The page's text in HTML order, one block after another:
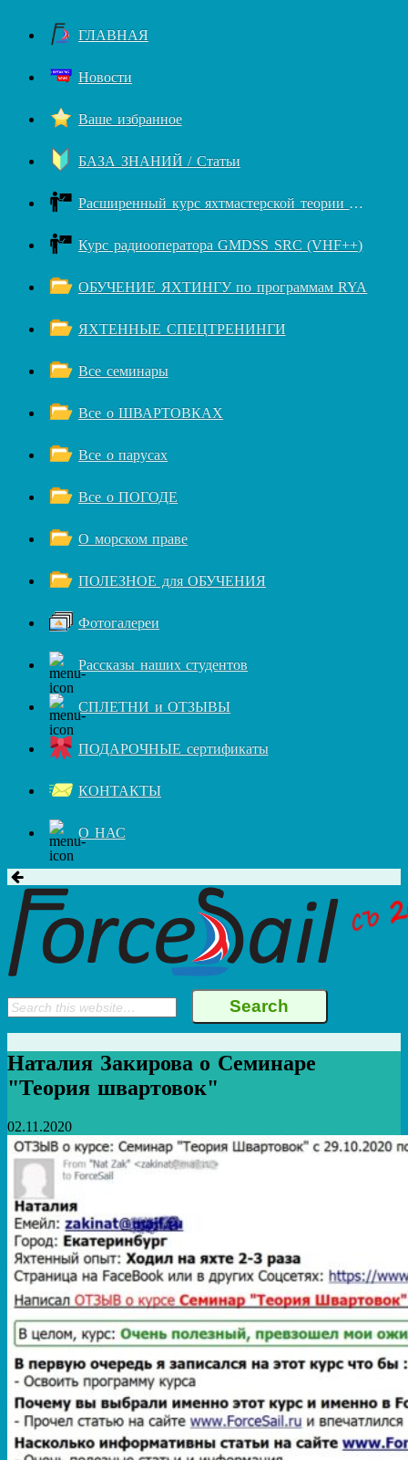
ГЛАВНАЯ
Новости
Ваше избранное
БАЗА ЗНАНИЙ / Статьи
Расширенный курс яхтмастерской теории RYA++
Курс радиооператора GMDSS SRC (VHF++)
ОБУЧЕНИЕ ЯХТИНГУ по программам RYA
ЯХТЕННЫЕ СПЕЦТРЕНИНГИ
Все семинары
Все о ШВАРТОВКАХ
Все о парусах
Все о ПОГОДЕ
О морском праве
ПОЛЕЗНОЕ для ОБУЧЕНИЯ
Фотогалереи
Рассказы наших студентов
СПЛЕТНИ и ОТЗЫВЫ
ПОДАРОЧНЫЕ сертификаты
КОНТАКТЫ
О НАС
Наталия Закирова о Семинаре
"Теория швартовок"
02.11.2020